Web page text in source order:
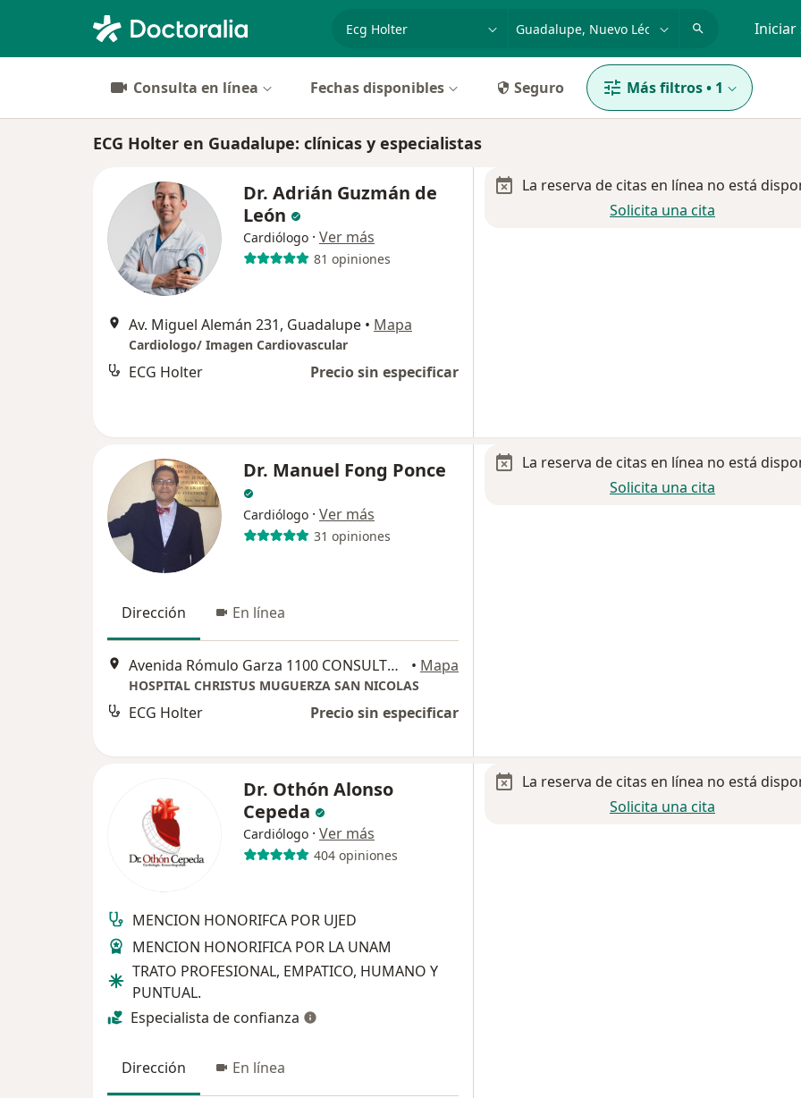
Iniciar
Consulta en línea Fechas disponibles Seguro Más filtros• 1
ECG Holter en Guadalupe: clínicas y especialistas
Dr. Adrián Guzmán de
León
Cardiólogo · Ver más
81 opiniones
Av. Miguel Alemán 231, Guadalupe • Mapa
Cardiologo/ Imagen Cardiovascular
ECG Holter Precio sin especificar
La reserva de citas en línea no está
Solicita una cita
Dr. Manuel Fong Ponce
Cardiólogo · Ver más
31 opiniones
Dirección En línea
Avenida Rómulo Garza 1100 CONSULTORIO 7, San Nicolás de los Garza • Mapa
HOSPITAL CHRISTUS MUGUERZA SAN NICOLAS
ECG Holter Precio sin especificar
La reserva de citas en línea no está
Solicita una cita
Dr. Othón Alonso
Cepeda
Cardiólogo · Ver más
404 opiniones
MENCION HONORIFCA POR UJED
MENCION HONORIFICA POR LA UNAM
TRATO PROFESIONAL, EMPATICO, HUMANO Y
PUNTUAL.
Especialista de confianza
Dirección En línea
La reserva de citas en línea no está
Solicita una cita